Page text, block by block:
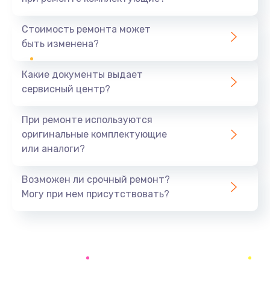
1440 руб.
Ремонт южного моста
Замена батарейки BIOS
Заказать
Стоимость ремонта может
быть изменена?
Какие документы выдает
сервисный центр?
При ремонте используются
оригинальные комплектующие
или аналоги?
Возможен ли срочный ремонт?
Могу при нем присутствовать?